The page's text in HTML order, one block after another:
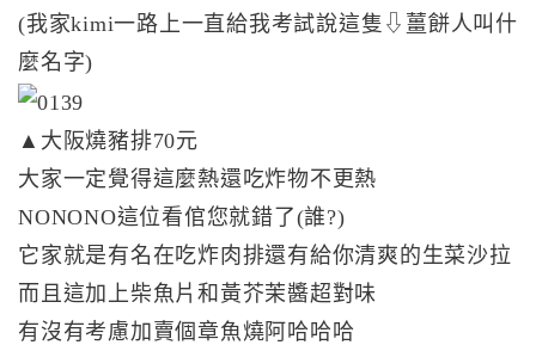
(我家kimi一路上一直給我考試說這隻⇩薑餅人叫什
麼名字)
▲大阪燒豬排70元
大家一定覺得這麼熱還吃炸物不更熱
NONONO這位看倌您就錯了(誰?)
它家就是有名在吃炸肉排還有給你清爽的生菜沙拉
而且這加上柴魚片和黃芥茉醬超對味
有沒有考慮加賣個章魚燒阿哈哈哈